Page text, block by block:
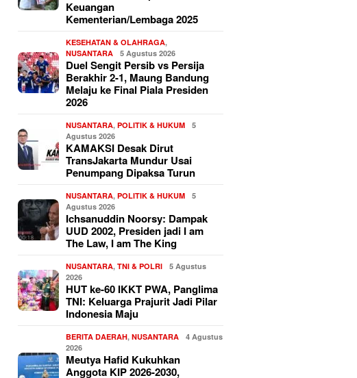
Keuangan
Kementerian/Lembaga 2025
KESEHATAN & OLAHRAGA,
NUSANTARA
5 Agustus 2026
Duel Sengit Persib vs Persija
Berakhir 2-1, Maung Bandung
Melaju ke Final Piala Presiden
2026
NUSANTARA,POLITIK & HUKUM
5
Agustus 2026
KAMAKSI Desak Dirut
TransJakarta Mundur Usai
Penumpang Dipaksa Turun
NUSANTARA,POLITIK & HUKUM
5
Agustus 2026
Ichsanuddin Noorsy: Dampak
UUD 2002, Presiden jadi I am
The Law, I am The King
NUSANTARA,TNI & POLRI
5 Agustus
2026
HUT ke-60 IKKT PWA, Panglima
TNI: Keluarga Prajurit Jadi Pilar
Indonesia Maju
BERITA DAERAH,NUSANTARA
4 Agustus
2026
Meutya Hafid Kukuhkan
Anggota KIP 2026-2030,